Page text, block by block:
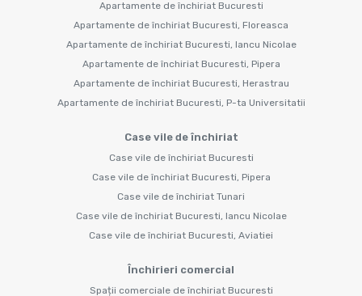
Apartamente de închiriat Bucuresti
Apartamente de închiriat Bucuresti, Floreasca
Apartamente de închiriat Bucuresti, Iancu Nicolae
Apartamente de închiriat Bucuresti, Pipera
Apartamente de închiriat Bucuresti, Herastrau
Apartamente de închiriat Bucuresti, P-ta Universitatii
Case vile de închiriat
Case vile de închiriat Bucuresti
Case vile de închiriat Bucuresti, Pipera
Case vile de închiriat Tunari
Case vile de închiriat Bucuresti, Iancu Nicolae
Case vile de închiriat Bucuresti, Aviatiei
Închirieri comercial
Spații comerciale de închiriat Bucuresti